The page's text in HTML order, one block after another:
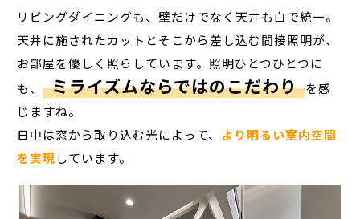
リビングダイニングも、壁だけでなく天井も白で統一。
天井に施されたカットとそこから差し込む間接照明が、
お部屋を優しく照らしています。照明ひとつひとつに
も、 ミライズムならではのこだわり を感
じますね。
日中は窓から取り込む光によって、 より明るい室内空間
を実現しています。